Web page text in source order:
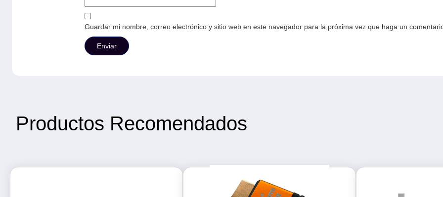
Guardar mi nombre, correo electrónico y sitio web en este navegador para la próxima vez que haga un
Productos Recomendados